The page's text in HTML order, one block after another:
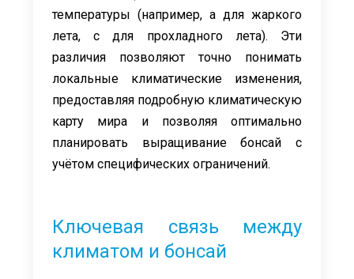
температуры (например, a для жаркого
лета, c для прохладного лета). Эти
различия позволяют точно понимать
локальные климатические изменения,
предоставляя подробную климатическую
карту мира и позволяя оптимально
планировать выращивание бонсай с
учётом специфических ограничений.
Ключевая связь между
климатом и бонсай